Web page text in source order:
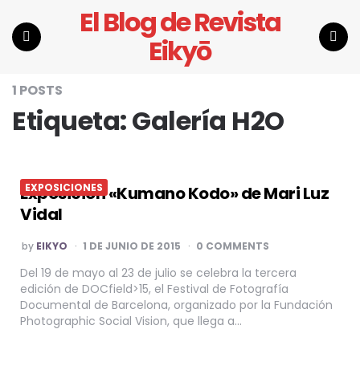
El Blog de Revista
Eikyō
1 POSTS
Etiqueta:Galería H2O
EXPOSICIONES
Exposición «Kumano Kodo» de Mari Luz
Vidal
POSTED
BY
by EIKYO 1 DE JUNIO DE 2015 0 COMMENTS
Del 19 de mayo al 23 de julio se celebra la tercera
edición de DOCfield>15, el Festival de Fotografía
Documental de Barcelona, organizado por la Fundación
Photographic Social Vision, que llega a…